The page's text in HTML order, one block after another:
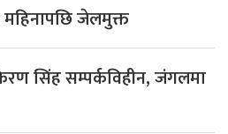
जेलमुक्त
सिंह सम्पर्कविहीन, जंगलमा